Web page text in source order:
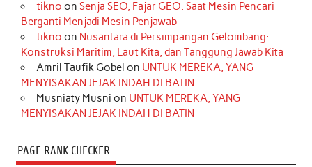
tikno on Senja SEO, Fajar GEO: Saat Mesin Pencari
Berganti Menjadi Mesin Penjawab
tikno on Nusantara di Persimpangan Gelombang:
Konstruksi Maritim, Laut Kita, dan Tanggung Jawab Kita
Amril Taufik Gobel on UNTUK MEREKA, YANG
MENYISAKAN JEJAK INDAH DI BATIN
Musniaty Musni on UNTUK MEREKA, YANG
MENYISAKAN JEJAK INDAH DI BATIN
PAGE RANK CHECKER